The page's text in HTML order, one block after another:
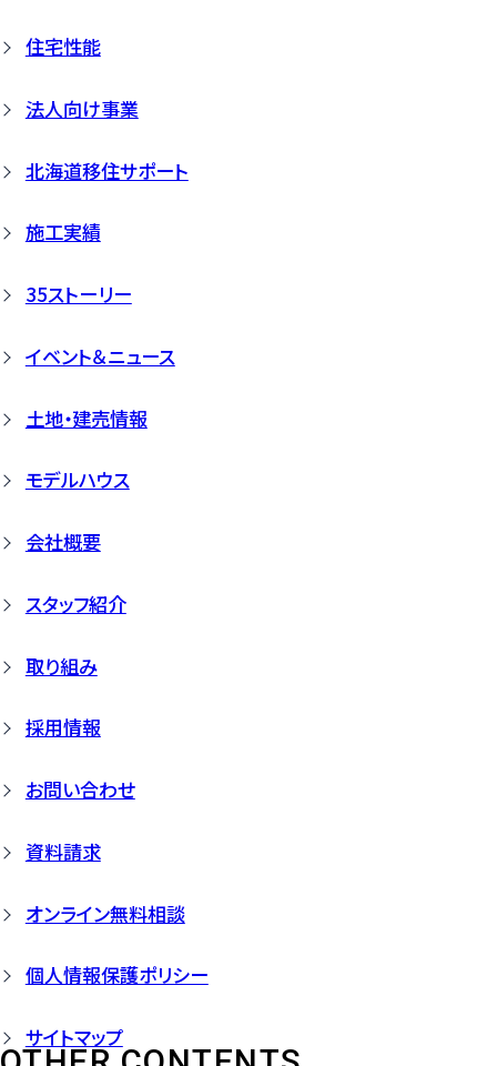
住宅性能
法人向け事業
北海道移住サポート
施工実績
35ストーリー
イベント＆ニュース
土地・建売情報
モデルハウス
会社概要
スタッフ紹介
取り組み
採用情報
お問い合わせ
資料請求
オンライン無料相談
個人情報保護ポリシー
サイトマップ